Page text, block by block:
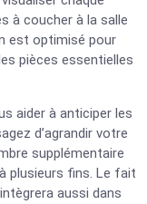
à coucher à la salle
est optimisé pour
pièces essentielles
aider à anticiper les
d’agrandir votre
supplémentaire
plusieurs fins. Le fait
aussi dans